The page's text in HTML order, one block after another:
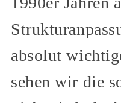
absolut
sehen wir die